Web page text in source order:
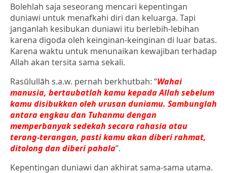
Bolehlah saja seseorang mencari kepentingan
duniawi untuk menafkahi diri dan keluarga. Tapi
janganlah kesibukan duniawi itu berlebih-lebihan
karena digoda oleh keinginan-keinginan di luar batas.
Karena waktu untuk menunaikan kewajiban terhadap
Allah akan tersita sama sekali.
Rasūlullāh s.a.w. pernah berkhutbah: “Wahai
manusia, bertaubatlah kamu kepada Allah sebelum
kamu disibukkan oleh urusan duniamu. Sambunglah
antara engkau dan Tuhanmu dengan
memperbanyak sedekah secara rahasia atau
terang-terangan, pasti kamu akan diberi rahmat,
ditolong dan diberi pahala”.
Kepentingan duniawi dan akhirat sama-sama utama.